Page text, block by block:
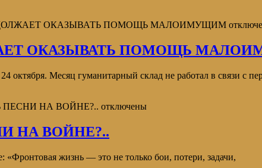
ОКАЗЫВАТЬ ПОМОЩЬ МАЛОИМУЩИМ
ОКАЗЫВАТЬ ПОМОЩЬ
Месяц гуманитарный склад не работал в связи с
ПЕСНИ НА ВОЙНЕ?.. отключены
НА ВОЙНЕ?..
«Фронтовая жизнь — это не только бои, потери, задачи,